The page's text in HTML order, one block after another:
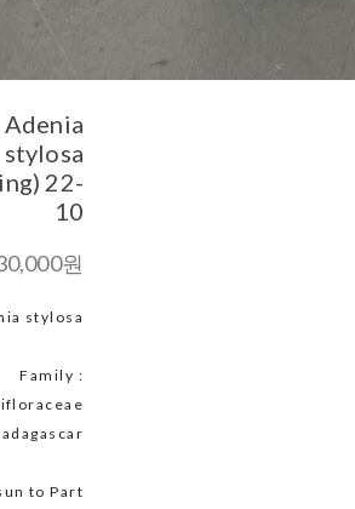
Adenia
stylosa
22-
10
원
stylosa
Family :
to Part